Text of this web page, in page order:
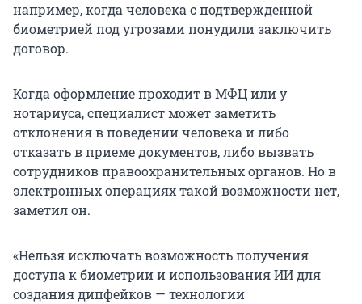
например, когда человека с подтвержденной
биометрией под угрозами понудили заключить
договор.
Когда оформление проходит в МФЦ или у
нотариуса, специалист может заметить
отклонения в поведении человека и либо
отказать в приеме документов, либо вызвать
сотрудников правоохранительных органов. Но в
электронных операциях такой возможности нет,
заметил он.
«Нельзя исключать возможность получения
доступа к биометрии и использования ИИ для
создания дипфейков — технологии